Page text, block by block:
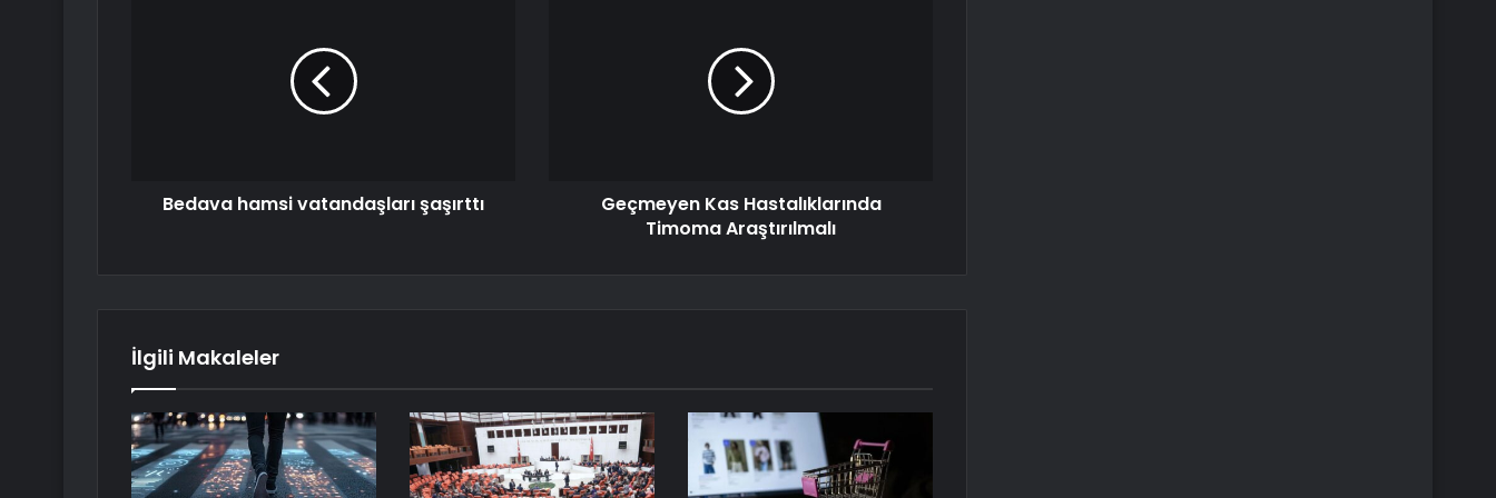
Bedava hamsi vatandaşları şaşırttı
Geçmeyen Kas Hastalıklarında
Timoma Araştırılmalı
İlgili Makaleler